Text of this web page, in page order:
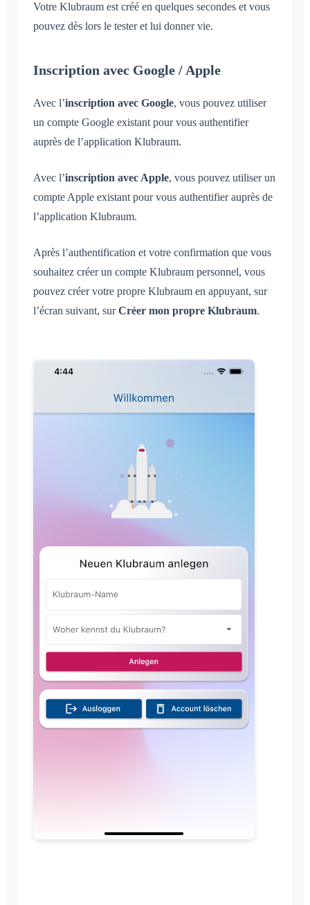
Votre Klubraum est créé en quelques secondes et vous
pouvez dès lors le tester et lui donner vie.
Inscription avec Google / Apple
Avec l’inscription avec Google, vous pouvez utiliser
un compte Google existant pour vous authentifier
auprès de l’application Klubraum.
Avec l’inscription avec Apple, vous pouvez utiliser un
compte Apple existant pour vous authentifier auprès de
l’application Klubraum.
Après l’authentification et votre confirmation que vous
souhaitez créer un compte Klubraum personnel, vous
pouvez créer votre propre Klubraum en appuyant, sur
l’écran suivant, surCréer mon propre Klubraum.